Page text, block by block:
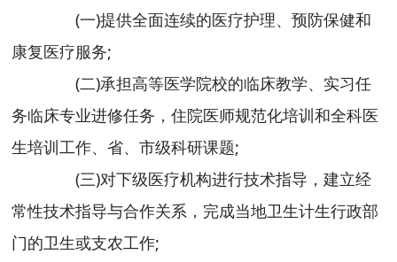
(一)提供全面连续的医疗护理、预防保健和
康复医疗服务;
(二)承担高等医学院校的临床教学、实习任
务临床专业进修任务，住院医师规范化培训和全科医
生培训工作、省、市级科研课题;
(三)对下级医疗机构进行技术指导，建立经
常性技术指导与合作关系，完成当地卫生计生行政部
门的卫生或支农工作;